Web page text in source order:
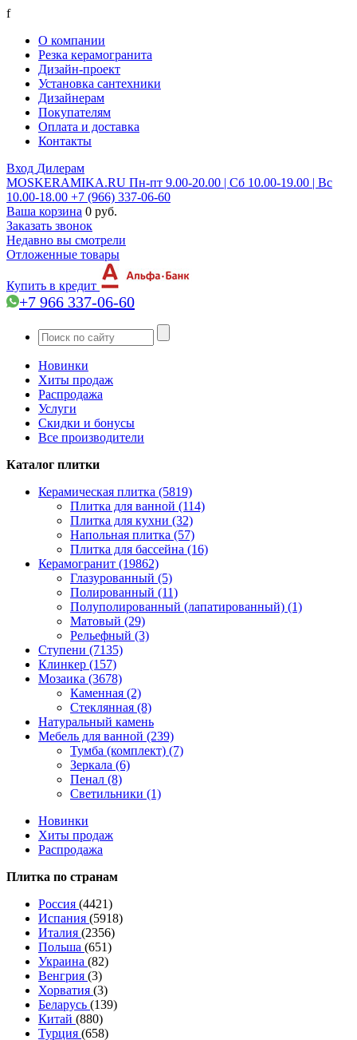
f
О компании
Резка керамогранита
Дизайн-проект
Установка сантехники
Дизайнерам
Покупателям
Оплата и доставка
Контакты
Вход Дилерам
MOSKERAMIKA.RU Пн-пт 9.00-20.00 | Сб 10.00-19.00 | Вс
10.00-18.00 +7 (966) 337-06-60
Ваша корзина 0 руб.
Заказать звонок
Недавно вы смотрели
Отложенные товары
Купить в кредит
+7 966 337-06-60
Новинки
Хиты продаж
Распродажа
Услуги
Скидки и бонусы
Все производители
Каталог плитки
Керамическая плитка (5819)
Плитка для ванной (114)
Плитка для кухни (32)
Напольная плитка (57)
Плитка для бассейна (16)
Керамогранит (19862)
Глазурованный (5)
Полированный (11)
Полуполированный (лапатированный) (1)
Матовый (29)
Рельефный (3)
Ступени (7135)
Клинкер (157)
Мозаика (3678)
Каменная (2)
Стеклянная (8)
Натуральный камень
Мебель для ванной (239)
Тумба (комплект) (7)
Зеркала (6)
Пенал (8)
Светильники (1)
Новинки
Хиты продаж
Распродажа
Плитка по странам
Россия (4421)
Испания (5918)
Италия (2356)
Польша (651)
Украина (82)
Венгрия (3)
Хорватия (3)
Беларусь (139)
Китай (880)
Турция (658)